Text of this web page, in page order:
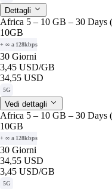
Dettagli
Africa 5 – 10 GB – 30 Days
10GB
+ ∞ a 128kbps
30 Giorni
3,45 USD/GB
34,55 USD
5G
Vedi dettagli
Africa 5 – 10 GB – 30 Days
10GB
+ ∞ a 128kbps
30 Giorni
34,55 USD
3,45 USD/GB
5G